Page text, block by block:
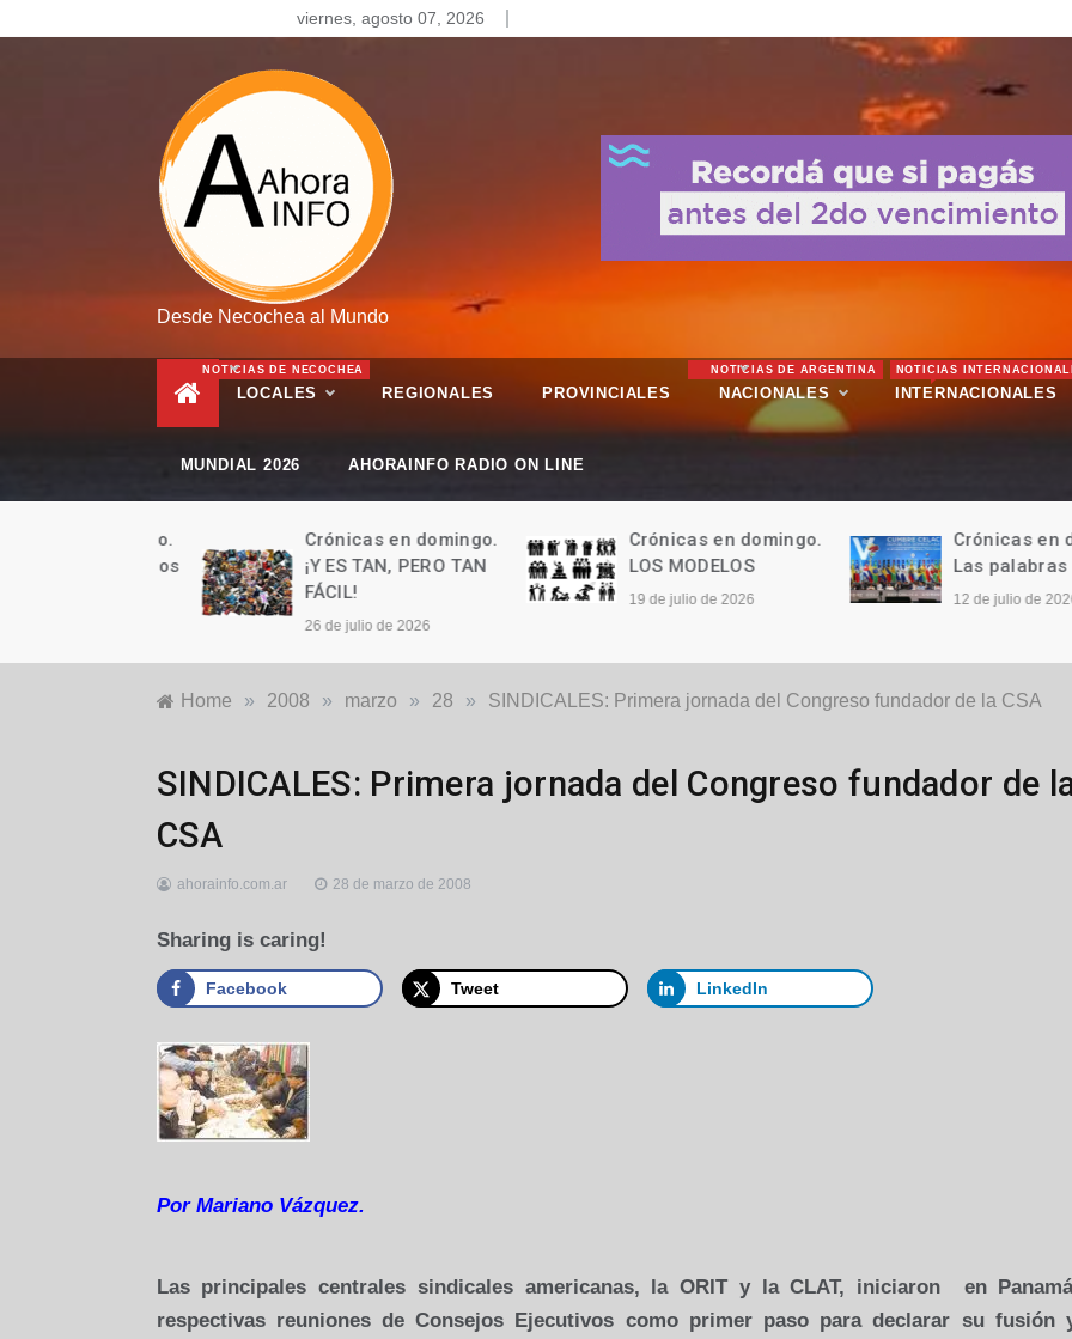
to
viernes, agosto 07, 2026
Desde Necochea al Mundo
LOCALES
NOTICIAS DE NECOCHEA
REGIONALES PROVINCIALES NACIONALES
NOTICIAS DE ARGENTINA
INTERNACIONALES
NOTICIAS
MUNDIAL 2026 AHORAINFO RADIO ON LINE
Crónicas en domingo.
¡Y ES TAN, PERO TAN
FÁCIL!
26 de julio de 2026
Crónicas en domingo.
LOS MODELOS
19 de julio de 2026
Crónicas en
Las palabras
12 de julio de 2026
Home » 2008 » marzo » 28 » SINDICALES: Primera jornada del Congreso fundador de la CSA
Locales
SINDICALES: Primera jornada del Congreso fundador de
CSA
ahorainfo.com.ar 28 de marzo de 2008
Sharing is caring!
Facebook Tweet LinkedIn
Por Mariano Vázquez.
Las principales centrales sindicales americanas, la ORITy la CLAT, iniciaron
en
respectivas reuniones de Consejos Ejecutivos como primer paso para declarar su fusión